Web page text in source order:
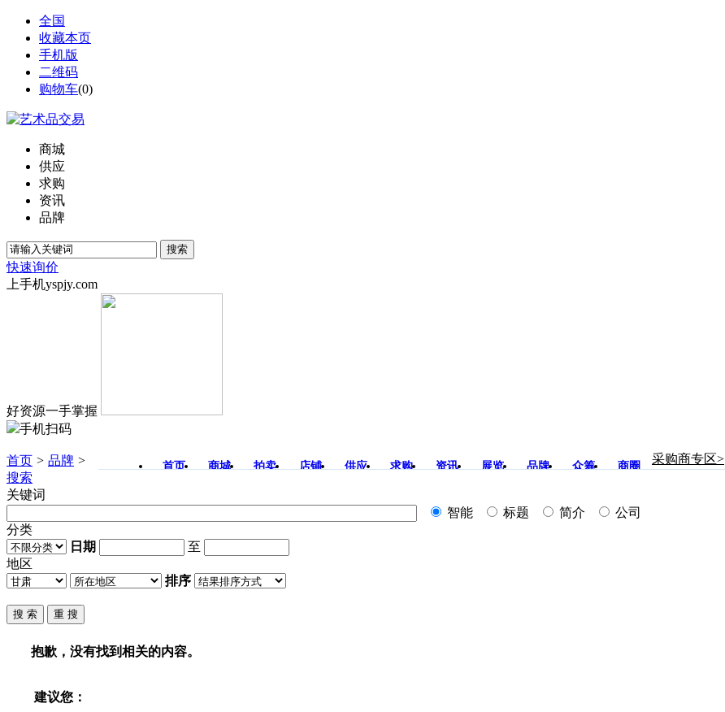
全国
收藏本页
手机版
二维码
购物车(0)
商城
供应
求购
资讯
品牌
搜索
快速询价
上手机yspjy.com
好资源一手掌握
手机扫码
首页 商城 拍卖 店铺 供应 求购 资讯 展览 品牌 众筹 商圈
采购商专区>
首页 > 品牌 >
搜索
关键词
智能
标题 简介
公司
分类
日期
至
地区
排序
抱歉，没有找到相关的内容。
建议您：